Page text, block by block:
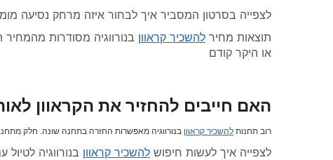
לצפייה בסרטון המסביר איך לבחור איזה מרחק נסיעה
תוצאות מחיר להשכיר קראוון בנורווגיה מסודרות
או היקר קודם
האם חייבים להחזיר את הקראוון
רוב תחנותלהשכיר קראוון בנורווגיה מאפשרות החזרה בתחנה שונה. חלק
לצפייה איך לעשות חיפוש להשכיר קראוון בנורווגיה